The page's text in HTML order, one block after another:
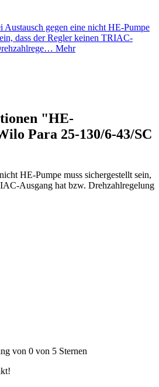
Austausch gegen eine nicht HE-Pumpe
dass der Regler keinen TRIAC-
Mehr
"HE-
Para 25-130/6-43/SC
HE-Pumpe muss sichergestellt sein,
Ausgang hat bzw. Drehzahlregelung
von 0 von 5 Sternen